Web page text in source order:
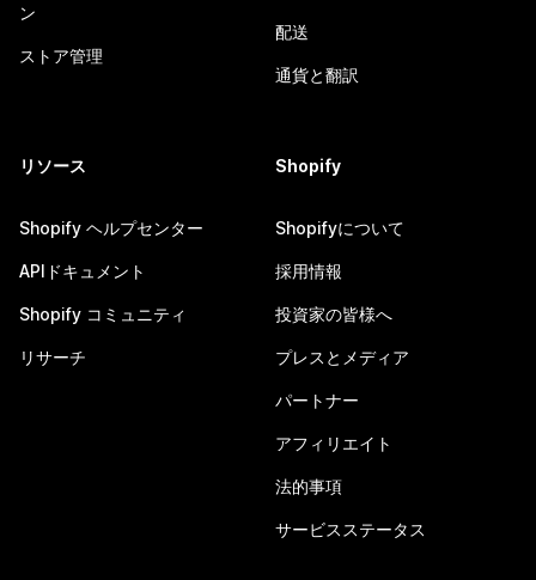
ン
ストア管理
配送
通貨と翻訳
リソース
Shopify ヘルプセンター
APIドキュメント
Shopify コミュニティ
リサーチ
Shopify
Shopifyについて
採用情報
投資家の皆様へ
プレスとメディア
パートナー
アフィリエイト
法的事項
サービスステータス